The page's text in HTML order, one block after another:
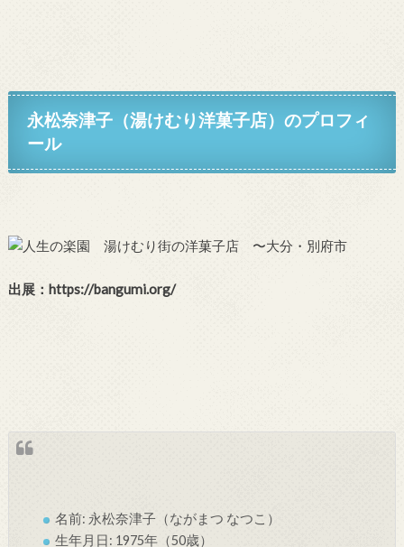
永松奈津子（湯けむり洋菓子店）のプロフィ
ール
出展：https://bangumi.org/
名前: 永松奈津子（ながまつ なつこ）
生年月日: 1975年（50歳）